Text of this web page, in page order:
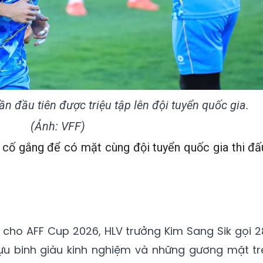
đầu tiên được triệu tập lên đội tuyển quốc gia.
(Ảnh: VFF)
gắng để có mặt cùng đội tuyển quốc gia thi
AFF Cup 2026, HLV trưởng Kim Sang Sik gọi
binh giàu kinh nghiệm và những gương mặt